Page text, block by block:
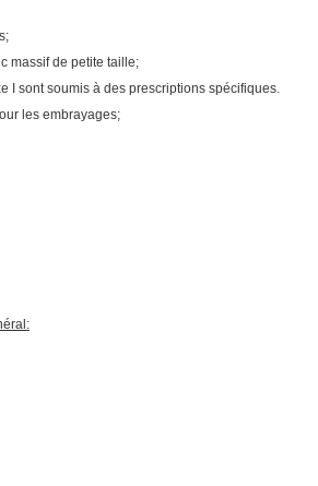
massif de petite taille;
I sont soumis à des prescriptions spécifiques.
les embrayages;